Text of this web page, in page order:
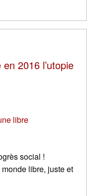
2016 l’utopie
libre
social !
libre, juste et